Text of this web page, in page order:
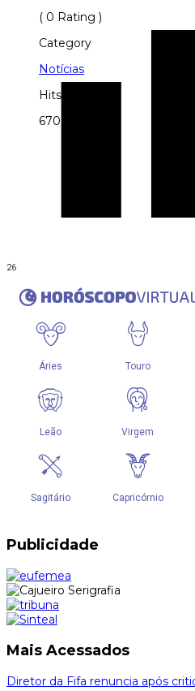
26
( 0 Rating )
Category
Notícias
Hits
670 times
Publicidade
Mais Acessados
Diretor da Fifa renuncia após